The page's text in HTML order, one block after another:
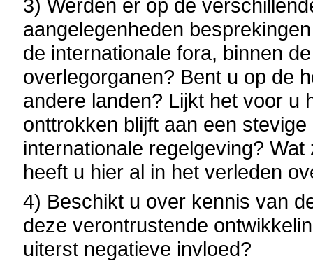
3) Werden er op de
aangelegenheden
de internationale fora, binnen
overlegorganen? Bent u op de
andere landen? Lijkt het voor u
onttrokken blijft aan een
internationale regelgeving?
heeft u hier al in het verleden
4) Beschikt u over kennis van
deze verontrustende
uiterst negatieve invloed?